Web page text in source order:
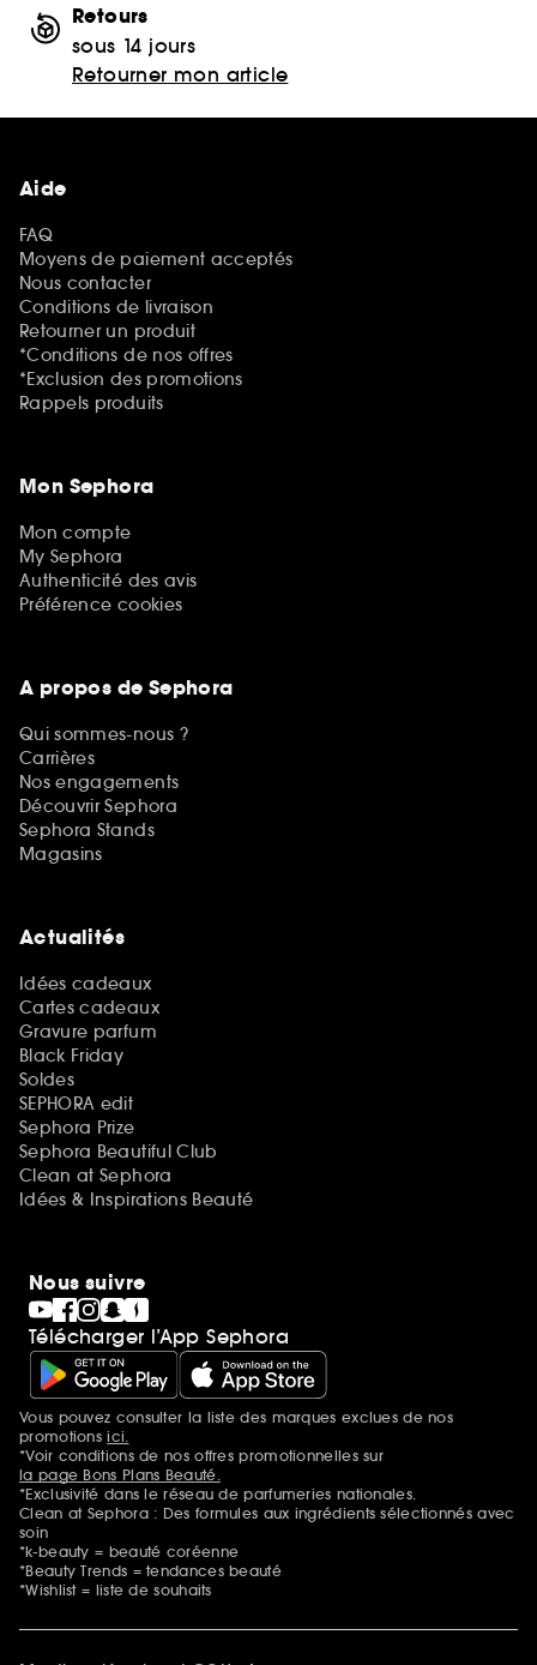
Retours
sous 14 jours
Retourner mon article
Aide
FAQ
Moyens de paiement acceptés
Nous contacter
Conditions de livraison
Retourner un produit
*Conditions de nos offres
*Exclusion des promotions
Rappels produits
Mon Sephora
Mon compte
My Sephora
Authenticité des avis
Préférence cookies
A propos de Sephora
Qui sommes-nous ?
Carrières
Nos engagements
Découvrir Sephora
Sephora Stands
Magasins
Actualités
Idées cadeaux
Cartes cadeaux
Gravure parfum
Black Friday
Soldes
SEPHORA edit
Sephora Prize
Sephora Beautiful Club
Clean at Sephora
Idées & Inspirations Beauté
Nous suivre
Télécharger l’App Sephora
Mentions additionnelles
Vous pouvez consulter la liste des marques exclues de nos
promotionsici.
*Voir conditions de nos offres promotionnelles sur
la page Bons Plans Beauté.
*Exclusivité dans le réseau de parfumeries nationales.
Clean at Sephora : Des formules aux ingrédients sélectionnés avec
soin
*k-beauty = beauté coréenne
*Beauty Trends = tendances beauté
*Wishlist = liste de souhaits